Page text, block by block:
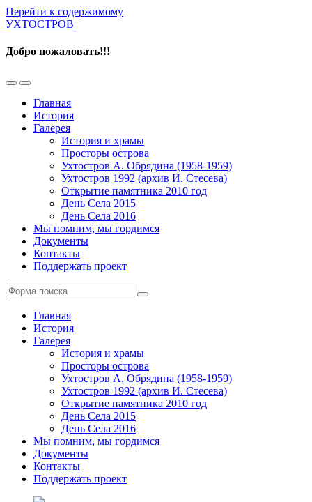
Перейти к содержимому
УХТОСТРОВ
Добро пожаловать!!!
Переключить
мобильное
меню
Переключить
поле
поиска
Главная
История
Галерея
История и храмы
Просторы острова
Ухтостров А. Обрядина (1958-1959)
Ухтостров 1992 (архив И. Стесева)
Открытие памятника 2010 год
День Села 2015
День Села 2016
Мы помним, мы гордимся
Документы
Контакты
Поддержать проект
Поиск
Главная
История
Галерея
История и храмы
Просторы острова
Ухтостров А. Обрядина (1958-1959)
Ухтостров 1992 (архив И. Стесева)
Открытие памятника 2010 год
День Села 2015
День Села 2016
Мы помним, мы гордимся
Документы
Контакты
Поддержать проект